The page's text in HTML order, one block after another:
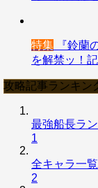
特集 『鈴蘭
を解禁ッ！
攻略記事ランキン
最強船長ラ
1
全キャラ一
2